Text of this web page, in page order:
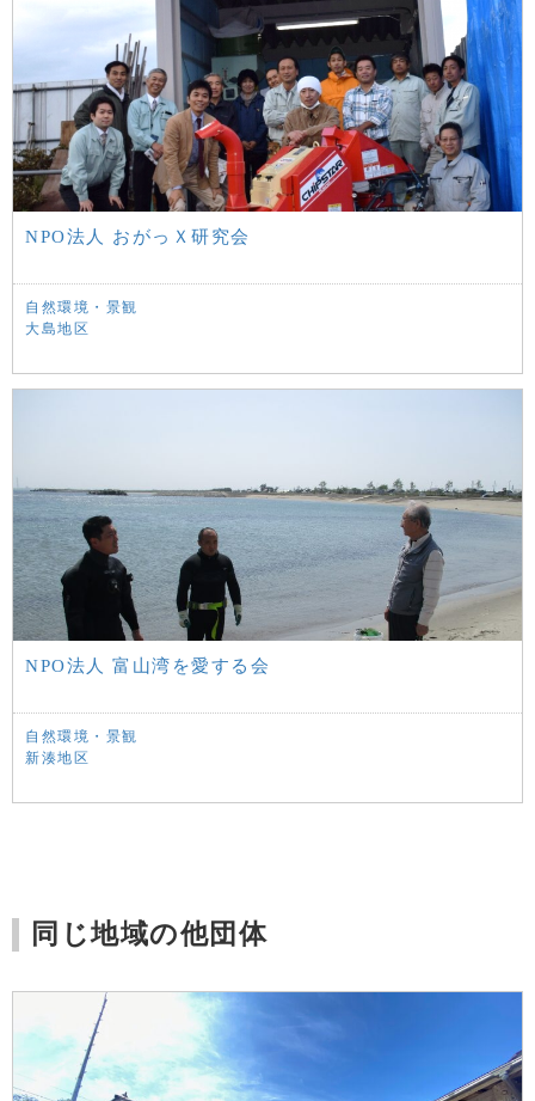
NPO法人 おがっＸ研究会
自然環境・景観
大島地区
NPO法人 富山湾を愛する会
自然環境・景観
新湊地区
同じ地域の他団体